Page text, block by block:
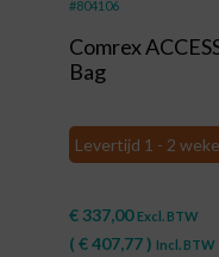
#804106
Comrex
Bag
Levertijd 1 - 2
€ 337,00 Excl. BTW
( €407,77) Incl. BTW